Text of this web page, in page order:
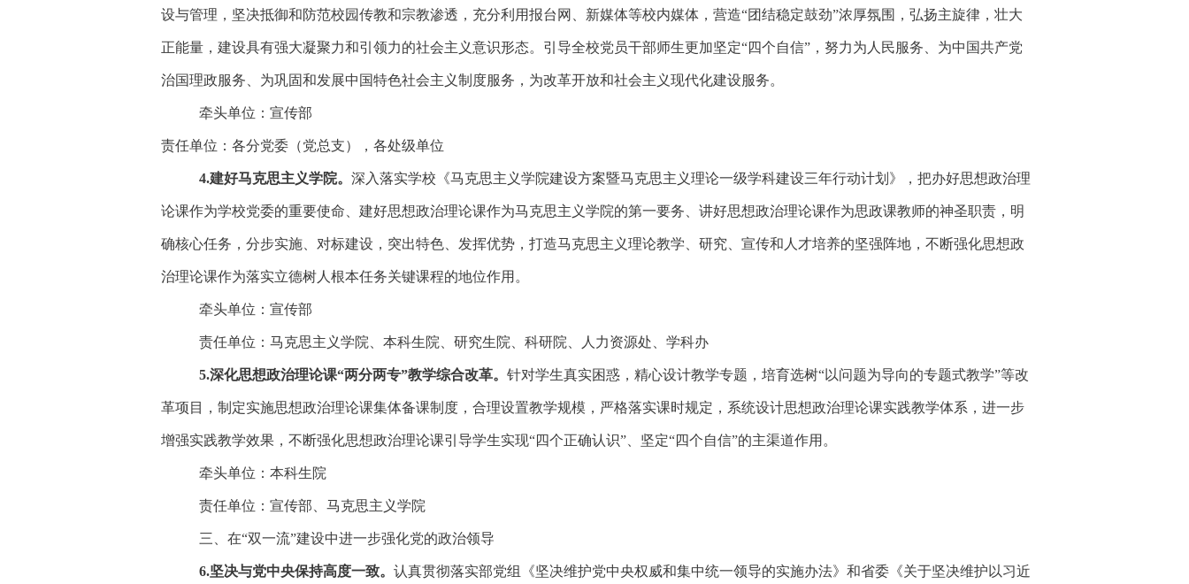
设与管理，坚决抵御和防范校园传教和宗教渗透，充分利用报台网、新媒体等校内媒体，营造“团结稳定鼓劲”浓厚氛围，弘扬主旋律，壮大
正能量，建设具有强大凝聚力和引领力的社会主义意识形态。引导全校党员干部师生更加坚定“四个自信”，努力为人民服务、为中国共产党
治国理政服务、为巩固和发展中国特色社会主义制度服务，为改革开放和社会主义现代化建设服务。
牵头单位：宣传部
责任单位：各分党委（党总支），各处级单位
4.建好马克思主义学院。 深入落实学校《马克思主义学院建设方案暨马克思主义理论一级学科建设三年行动计划》，把办好思想政治理
论课作为学校党委的重要使命、建好思想政治理论课作为马克思主义学院的第一要务、讲好思想政治理论课作为思政课教师的神圣职责，明
确核心任务，分步实施、对标建设，突出特色、发挥优势，打造马克思主义理论教学、研究、宣传和人才培养的坚强阵地，不断强化思想政
治理论课作为落实立德树人根本任务关键课程的地位作用。
牵头单位：宣传部
责任单位：马克思主义学院、本科生院、研究生院、科研院、人力资源处、学科办
5.深化思想政治理论课“两分两专”教学综合改革。 针对学生真实困惑，精心设计教学专题，培育选树“以问题为导向的专题式教学”等改
革项目，制定实施思想政治理论课集体备课制度，合理设置教学规模，严格落实课时规定，系统设计思想政治理论课实践教学体系，进一步
增强实践教学效果，不断强化思想政治理论课引导学生实现“四个正确认识”、坚定“四个自信”的主渠道作用。
牵头单位：本科生院
责任单位：宣传部、马克思主义学院
三、在“双一流”建设中进一步强化党的政治领导
6.坚决与党中央保持高度一致。 认真贯彻落实部党组《坚决维护党中央权威和集中统一领导的实施办法》和省委《关于坚决维护以习近